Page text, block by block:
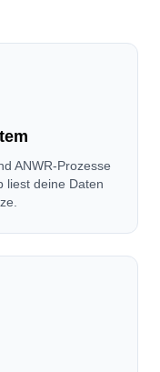
ANWR-Prozesse
liest deine Daten